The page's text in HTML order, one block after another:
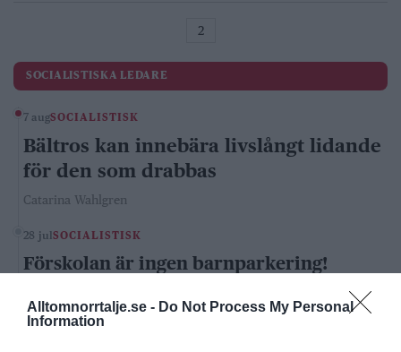
Alltomnorrtalje.se - Do Not Process My Personal
Information
2
SOCIALISTISKA LEDARE
7 augSOCIALISTISK
Bältros kan innebära livslångt lidande
för den som drabbas
Catarina Wahlgren
28 julSOCIALISTISK
Förskolan är ingen barnparkering!